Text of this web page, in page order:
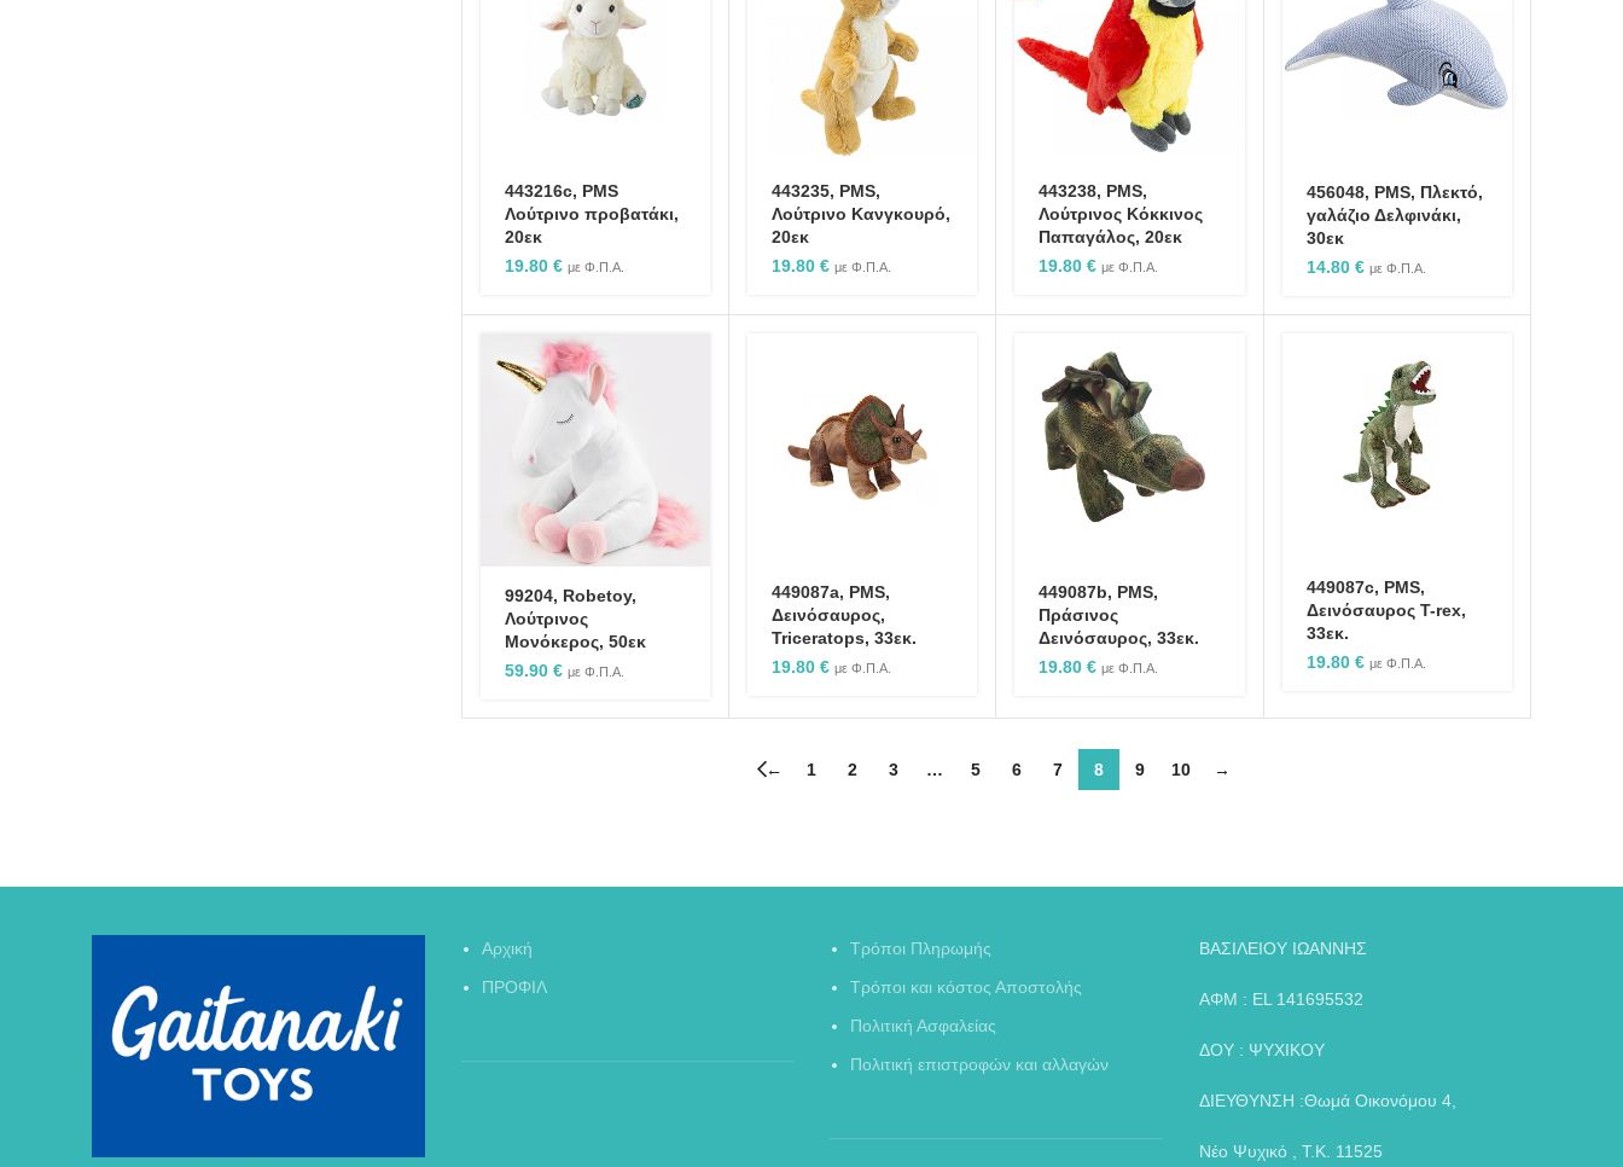
443216c, PMS
Λούτρινο προβατάκι,
20εκ
19.80 € με Φ.Π.Α.
443235, PMS,
Λούτρινο Κανγκουρό,
20εκ
19.80 € με Φ.Π.Α.
443238, PMS,
Λούτρινος Κόκκινος
Παπαγάλος, 20εκ
19.80€ με Φ.Π.Α.
456048, PMS, Πλεκτό,
γαλάζιο Δελφινάκι,
30εκ
14.80 € με Φ.Π.Α.
99204, Robetoy,
Λούτρινος
Μονόκερος, 50εκ
59.90 € με Φ.Π.Α.
449087a, PMS,
Δεινόσαυρος,
Triceratops, 33εκ.
19.80 € με Φ.Π.Α.
449087b, PMS,
Πράσινος
Δεινόσαυρος, 33εκ.
19.80€ με Φ.Π.Α.
449087c, PMS,
Δεινόσαυρος T-rex,
33εκ.
19.80 € με Φ.Π.Α.
← 1 2 3 … 5 6 7 8 9 10 →
Αρχική
ΠΡΟΦΙΛ
Τρόποι Πληρωμής
Τρόποι και κόστος Αποστολής
Πολιτική Ασφαλείας
Πολιτική επιστροφών και αλλαγών
ΒΑΣΙΛΕΙΟΥ ΙΩΑΝΝΗΣ
ΑΦΜ : EL 141695532
ΔΟΥ : ΨΥΧΙΚΟΥ
ΔΙΕΥΘΥΝΣΗ :Θωμά Οικονόμου 4,
Νέο Ψυχικό , Τ.Κ. 11525